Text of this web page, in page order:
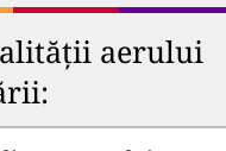
aerului